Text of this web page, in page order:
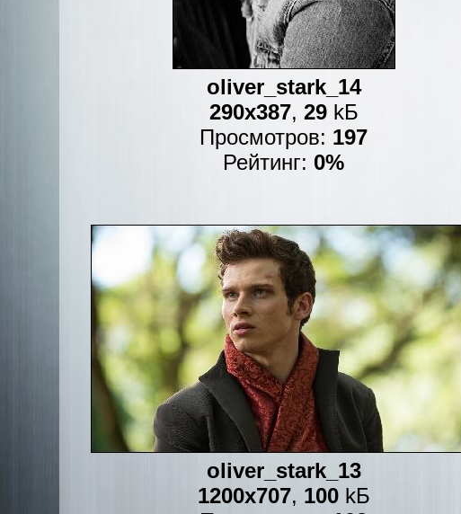
oliver_stark_14
290x387, 29kБ
Просмотров: 197
Рейтинг: 0%
oliver_stark_13
1200x707, 100kБ